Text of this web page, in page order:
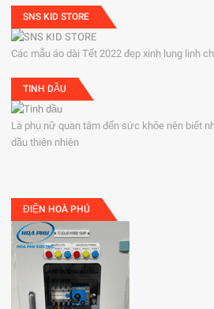
SNS KID STORE
Các mẫu áo dài Tết 2022 đẹp xinh lung linh
TINH DẦU
Là phụ nữ quan tâm đến sức khỏe nên biết
dầu thiên nhiên
ĐIỆN HOÀ PHÚ